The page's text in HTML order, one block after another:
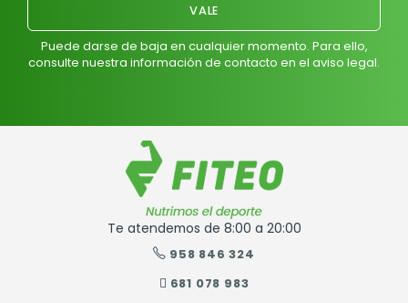
Puede darse de baja en cualquier momento. Para ello,
consulte nuestra información de contacto en el aviso legal.
Te atendemos de 8:00 a 20:00
958 846 324
681 078 983